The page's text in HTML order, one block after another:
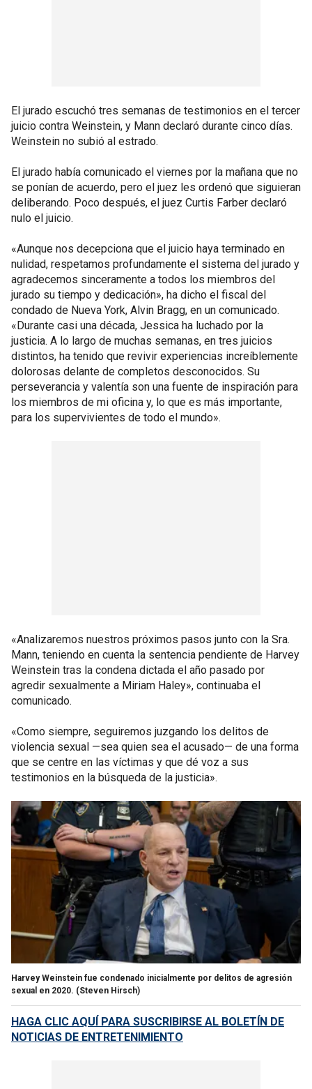
El jurado escuchó tres semanas de testimonios en el tercer
juicio contra Weinstein, y Mann declaró durante cinco días.
Weinstein no subió al estrado.
El jurado había comunicado el viernes por la mañana que no
se ponían de acuerdo, pero el juez les ordenó que siguieran
deliberando. Poco después, el juez Curtis Farber declaró
nulo el juicio.
«Aunque nos decepciona que el juicio haya terminado en
nulidad, respetamos profundamente el sistema del jurado y
agradecemos sinceramente a todos los miembros del
jurado su tiempo y dedicación», ha dicho el fiscal del
condado de Nueva York, Alvin Bragg, en un comunicado.
«Durante casi una década, Jessica ha luchado por la
justicia. A lo largo de muchas semanas, en tres juicios
distintos, ha tenido que revivir experiencias increíblemente
dolorosas delante de completos desconocidos. Su
perseverancia y valentía son una fuente de inspiración para
los miembros de mi oficina y, lo que es más importante,
para los supervivientes de todo el mundo».
«Analizaremos nuestros próximos pasos junto con la Sra.
Mann, teniendo en cuenta la sentencia pendiente de Harvey
Weinstein tras la condena dictada el año pasado por
agredir sexualmente a Miriam Haley», continuaba el
comunicado.
«Como siempre, seguiremos juzgando los delitos de
violencia sexual —sea quien sea el acusado— de una forma
que se centre en las víctimas y que dé voz a sus
testimonios en la búsqueda de la justicia».
Harvey Weinstein fue condenado inicialmente por delitos de agresión
sexual en 2020. (Steven Hirsch)
HAGA CLIC AQUÍ PARA SUSCRIBIRSE AL BOLETÍN DE
NOTICIAS DE ENTRETENIMIENTO